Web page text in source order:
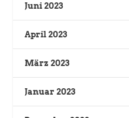
Juni 2023
April 2023
März 2023
Januar 2023